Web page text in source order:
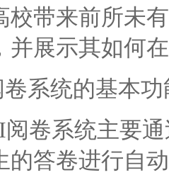
校带来前所未
并展示其如何
系统的基本功
系统主要通
的答卷进行自